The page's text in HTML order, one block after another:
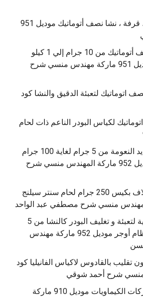
ماكينة تعبئة سحلب ، قرفة ، نشا نصف أتوماتيك موديل 951
ماكينة تعبئة بودر نصف أتوماتيك من 10 جرام إلي 1 كيلو
بعبوات أو أكياس موديل 951 ماركة مهندس منسي شرح
اتوماتيك لتعبئة الدقيق والنشا كود
لكياس البودر الناعم ذات لحام
ماكينة تعبئة بودر شديد النعومة من 5 جرام لغاية 100 جرام
تصلح للبن البودر موديل 952 ماركة المهندس منسي شرح
ماكينة تعبئة بودر اعلاف بكيس 250 جرام لحام سنتر سيلنج
ماكينة تعبئة أتوماتيكية لتعبئة و تغليف البودر كالنشا من 5
جرام ل 250 جرام نظام أوجر موديل 952 ماركة مهندس
تقليب بالقادوس لاكياس الفانيليا كود
مكنة خلاط بودر لشركات الكيماويات موديل 910 ماركة